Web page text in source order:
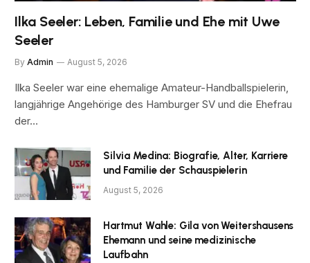
Ilka Seeler: Leben, Familie und Ehe mit Uwe
Seeler
By Admin August 5, 2026
Ilka Seeler war eine ehemalige Amateur-Handballspielerin,
langjährige Angehörige des Hamburger SV und die Ehefrau
der…
Silvia Medina: Biografie, Alter, Karriere
und Familie der Schauspielerin
August 5, 2026
Hartmut Wahle: Gila von Weitershausens
Ehemann und seine medizinische
Laufbahn